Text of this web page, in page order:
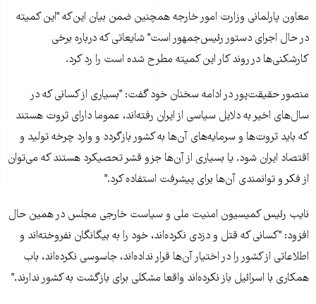
معاون پارلمانی وزارت امور خارجه همچنين ضمن بيان اين‌که "اين کميته
در حال اجرای دستور رئيس‌جمهور است" شايعاتی که درباره برخی
کارشکنی‌ها در روند کار اين کميته مطرح شده است را رد کرد.
منصور حقيقت‌پور در ادامه سخنان خود گفت: "بسياری از کسانی که در
سال‌های اخير به دلايل سياسی از ايران رفته‌اند، عموما دارای ثروت هستند
که بايد ثروت‌ها و سرمايه‌های آن‌ها به کشور بازگردد و وارد چرخه توليد و
اقتصاد ايران شود. يا بسياری از آن‌ها جزو قشر تحصيکرد هستند که می‌توان
از فکر و توانمندی آن‌ها برای پيشرفت استفاده کرد."
نايب رئيس کميسيون امنيت ملی و سياست خارجی مجلس در همين حال
افزود: "کسانی که قتل و دزدی نکرده‌اند، خود را به بيگانگان نفروخته‌اند و
اطلاعاتی از کشور را در اختيار آن‌ها قرار نداده‌اند، جاسوسی نکرده‌اند، باب
همکاری با اسرائيل باز نکرده‌اند واقعا مشکلی برای بازگشت به کشور ندارند."